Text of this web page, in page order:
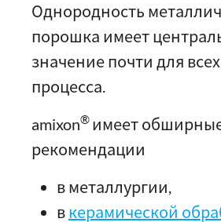
Однородность
порошка имеет
значение почти для
процесса.
amixon® имеет
рекомендации
в металлургии,
в керамической